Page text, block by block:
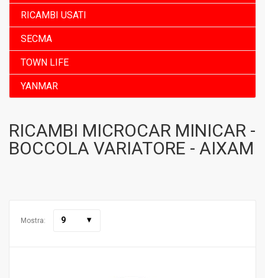
RICAMBI USATI
SECMA
TOWN LIFE
YANMAR
RICAMBI MICROCAR MINICAR -
BOCCOLA VARIATORE - AIXAM
Mostra: 9